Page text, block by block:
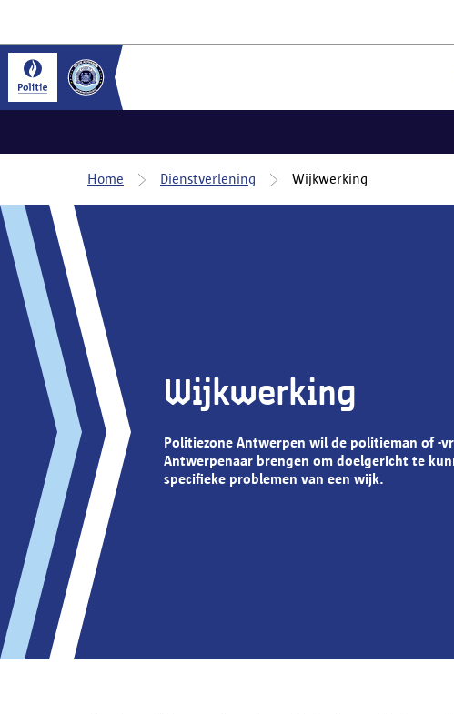
Home Dienstverlening Wijkwerking
Wijkwerking
Politiezone Antwerpen wil de politieman of -
Antwerpenaar brengen om doelgericht te
specifieke problemen van een wijk.